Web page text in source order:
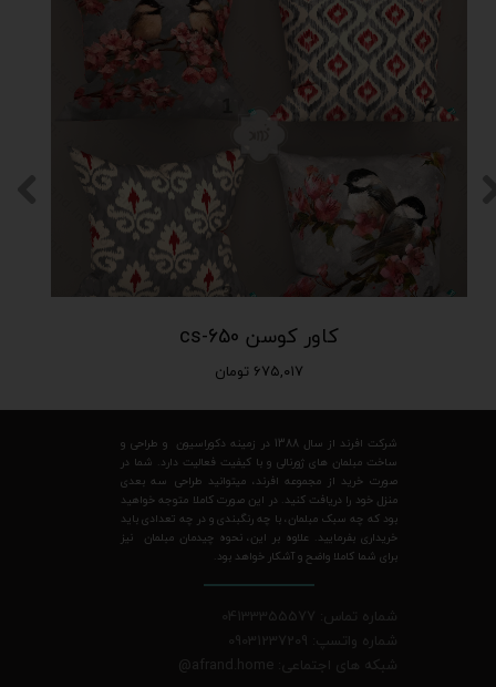
کاور کوسن cs-650
۶۷۵,۰۱۷ تومان
شرکت افرند از سال 1388 در زمینه دکوراسیون و طراحی و
ساخت مبلمان های ژورنالی و با کیفیت فعالیت دارد. شما در
صورت خرید از مجموعه افرند، میتوانید طراحی سه بعدی
منزل خود را دریافت کنید. در این صورت کاملا متوجه خواهید
بود که چه سبک مبلمان، با چه رنگبندی و در چه تعدادی باید
خریداری بفرمایید. علاوه بر این، نحوه چیدمان مبلمان نیز
برای شما کاملا واضح و آشکار خواهد بود.
شماره تماس: 04133355577
شماره واتسپ: 09031237209
شبکه های اجتماعی: afrand.home
@